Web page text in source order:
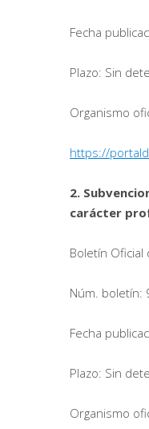
Fecha
Plazo: Sin
Organismo
https://
2.
carácter
Boletín Oficial
Núm. boletín:
Fecha
Plazo: Sin
Organismo